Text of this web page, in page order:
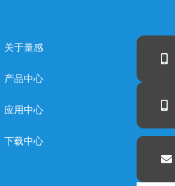
关于量感
产品中心
应用中心
下载中心